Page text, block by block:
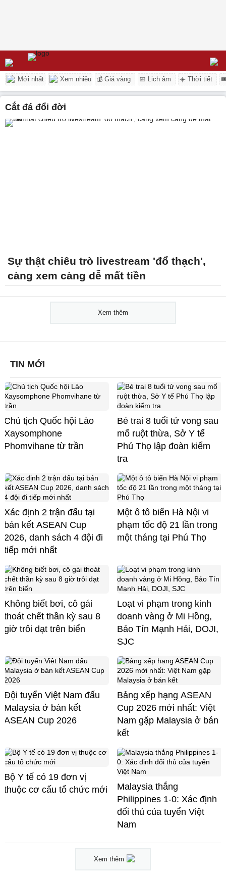
Mới nhất Xem nhiều 💰 Giá vàng 📅 Lịch âm ☀️ Thời tiết
cắt đá đổi đời
Sự thật chiêu trò livestream 'đổ thạch',
càng xem càng dễ mất tiền
Xem thêm
TIN MỚI
Chủ tịch Quốc hội Lào
Xaysomphone
Phomvihane từ trần
Bé trai 8 tuổi tử vong sau
mổ ruột thừa, Sở Y tế
Phú Thọ lập đoàn kiểm
tra
Xác định 2 trận đấu tại
bán kết ASEAN Cup
2026, danh sách 4 đội đi
tiếp mới nhất
Một ô tô biển Hà Nội vi
phạm tốc độ 21 lần trong
một tháng tại Phú Thọ
Không biết bơi, cô gái
thoát chết thần kỳ sau 8
giờ trôi dạt trên biển
Loạt vi phạm trong kinh
doanh vàng ở Mi Hồng,
Bảo Tín Mạnh Hải, DOJI,
SJC
Đội tuyển Việt Nam đấu
Malaysia ở bán kết
ASEAN Cup 2026
Bảng xếp hạng ASEAN
Cup 2026 mới nhất: Việt
Nam gặp Malaysia ở bán
kết
Bộ Y tế có 19 đơn vị
thuộc cơ cấu tổ chức mới
Malaysia thắng
Philippines 1-0: Xác định
đối thủ của tuyển Việt
Nam
Xem thêm